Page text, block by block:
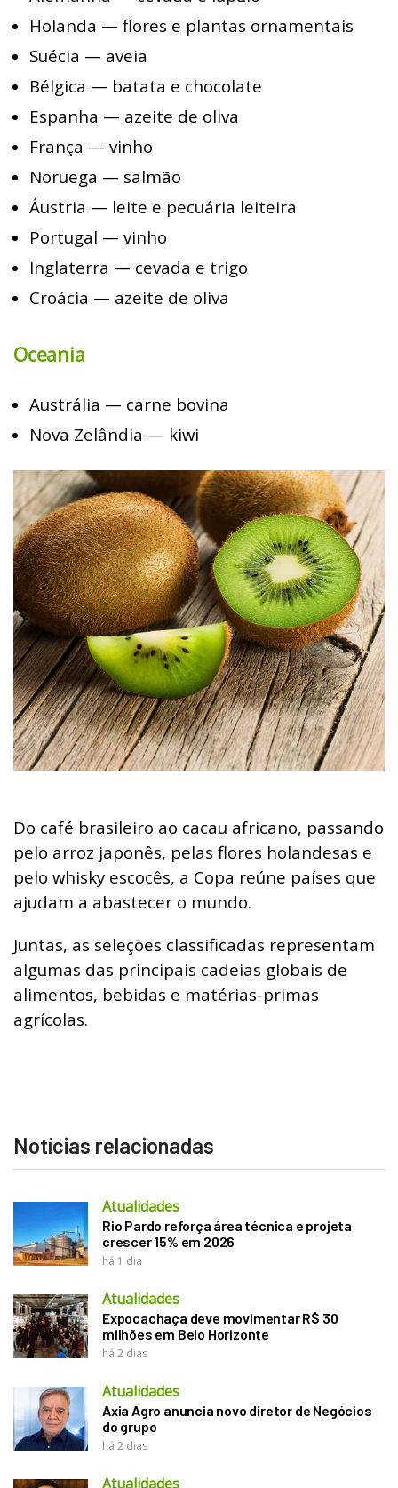
Holanda — flores e plantas ornamentais
Suécia — aveia
Bélgica — batata e chocolate
Espanha — azeite de oliva
França — vinho
Noruega — salmão
Áustria — leite e pecuária leiteira
Portugal — vinho
Inglaterra — cevada e trigo
Croácia — azeite de oliva
Oceania
Austrália — carne bovina
Nova Zelândia — kiwi
Do café brasileiro ao cacau africano, passando
pelo arroz japonês, pelas flores holandesas e
pelo whisky escocês, a Copa reúne países que
ajudam a abastecer o mundo.
Juntas, as seleções classificadas representam
algumas das principais cadeias globais de
alimentos, bebidas e matérias-primas
agrícolas.
Notícias relacionadas
Atualidades
Rio Pardo reforça área técnica e projeta
crescer 15% em 2026
há 1 dia
Atualidades
Expocachaça deve movimentar R$ 30
milhões em Belo Horizonte
há 2 dias
Atualidades
Axia Agro anuncia novo diretor de Negócios
do grupo
há 2 dias
Atualidades